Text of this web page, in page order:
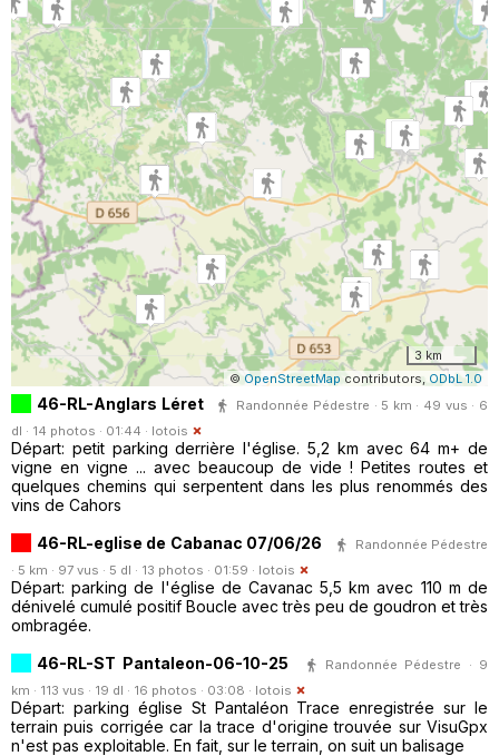
3 km
© OpenStreetMap contributors, ODbL 1.0
46-RL-Anglars Léret
Randonnée Pédestre · 5 km · 49 vus · 6
dl · 14 photos · 01:44 · lotois
Départ: petit parking derrière l'église. 5,2 km avec 64 m+ de
vigne en vigne ... avec beaucoup de vide ! Petites routes et
quelques chemins qui serpentent dans les plus renommés des
vins de Cahors
46-RL-eglise de Cabanac 07/06/26
Randonnée Pédestre
· 5 km · 97 vus · 5 dl · 13 photos · 01:59 · lotois
Départ: parking de l'église de Cavanac 5,5 km avec 110 m de
dénivelé cumulé positif Boucle avec très peu de goudron et très
ombragée.
46-RL-ST Pantaleon-06-10-25
Randonnée Pédestre · 9
km · 113 vus · 19 dl · 16 photos · 03:08 · lotois
Départ: parking église St Pantaléon Trace enregistrée sur le
terrain puis corrigée car la trace d'origine trouvée sur VisuGpx
n'est pas exploitable. En fait, sur le terrain, on suit un balisage